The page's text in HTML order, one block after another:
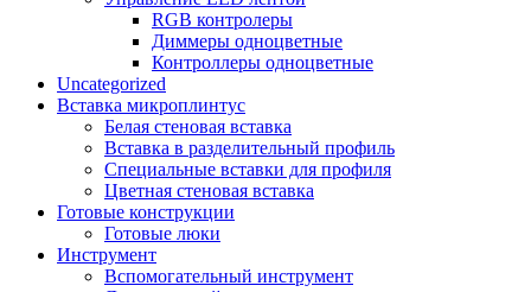
RGB контролеры
Диммеры одноцветные
Контроллеры одноцветные
Uncategorized
Вставка микроплинтус
Белая стеновая вставка
Вставка в разделительный профиль
Специальные вставки для профиля
Цветная стеновая вставка
Готовые конструкции
Готовые люки
Инструмент
Вспомогательный инструмент